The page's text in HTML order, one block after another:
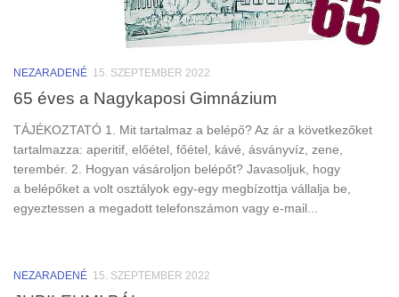
NEZARADENÉ 15. SZEPTEMBER 2022
65 éves a Nagykaposi Gimnázium
TÁJÉKOZTATÓ 1. Mit tartalmaz a belépő? Az ár a következőket
tartalmazza: aperitif, előétel, főétel, kávé, ásványvíz, zene,
terembér. 2. Hogyan vásároljon belépőt? Javasoljuk, hogy
a belépőket a volt osztályok egy-egy megbízottja vállalja be,
egyeztessen a megadott telefonszámon vagy e-mail...
NEZARADENÉ 15. SZEPTEMBER 2022